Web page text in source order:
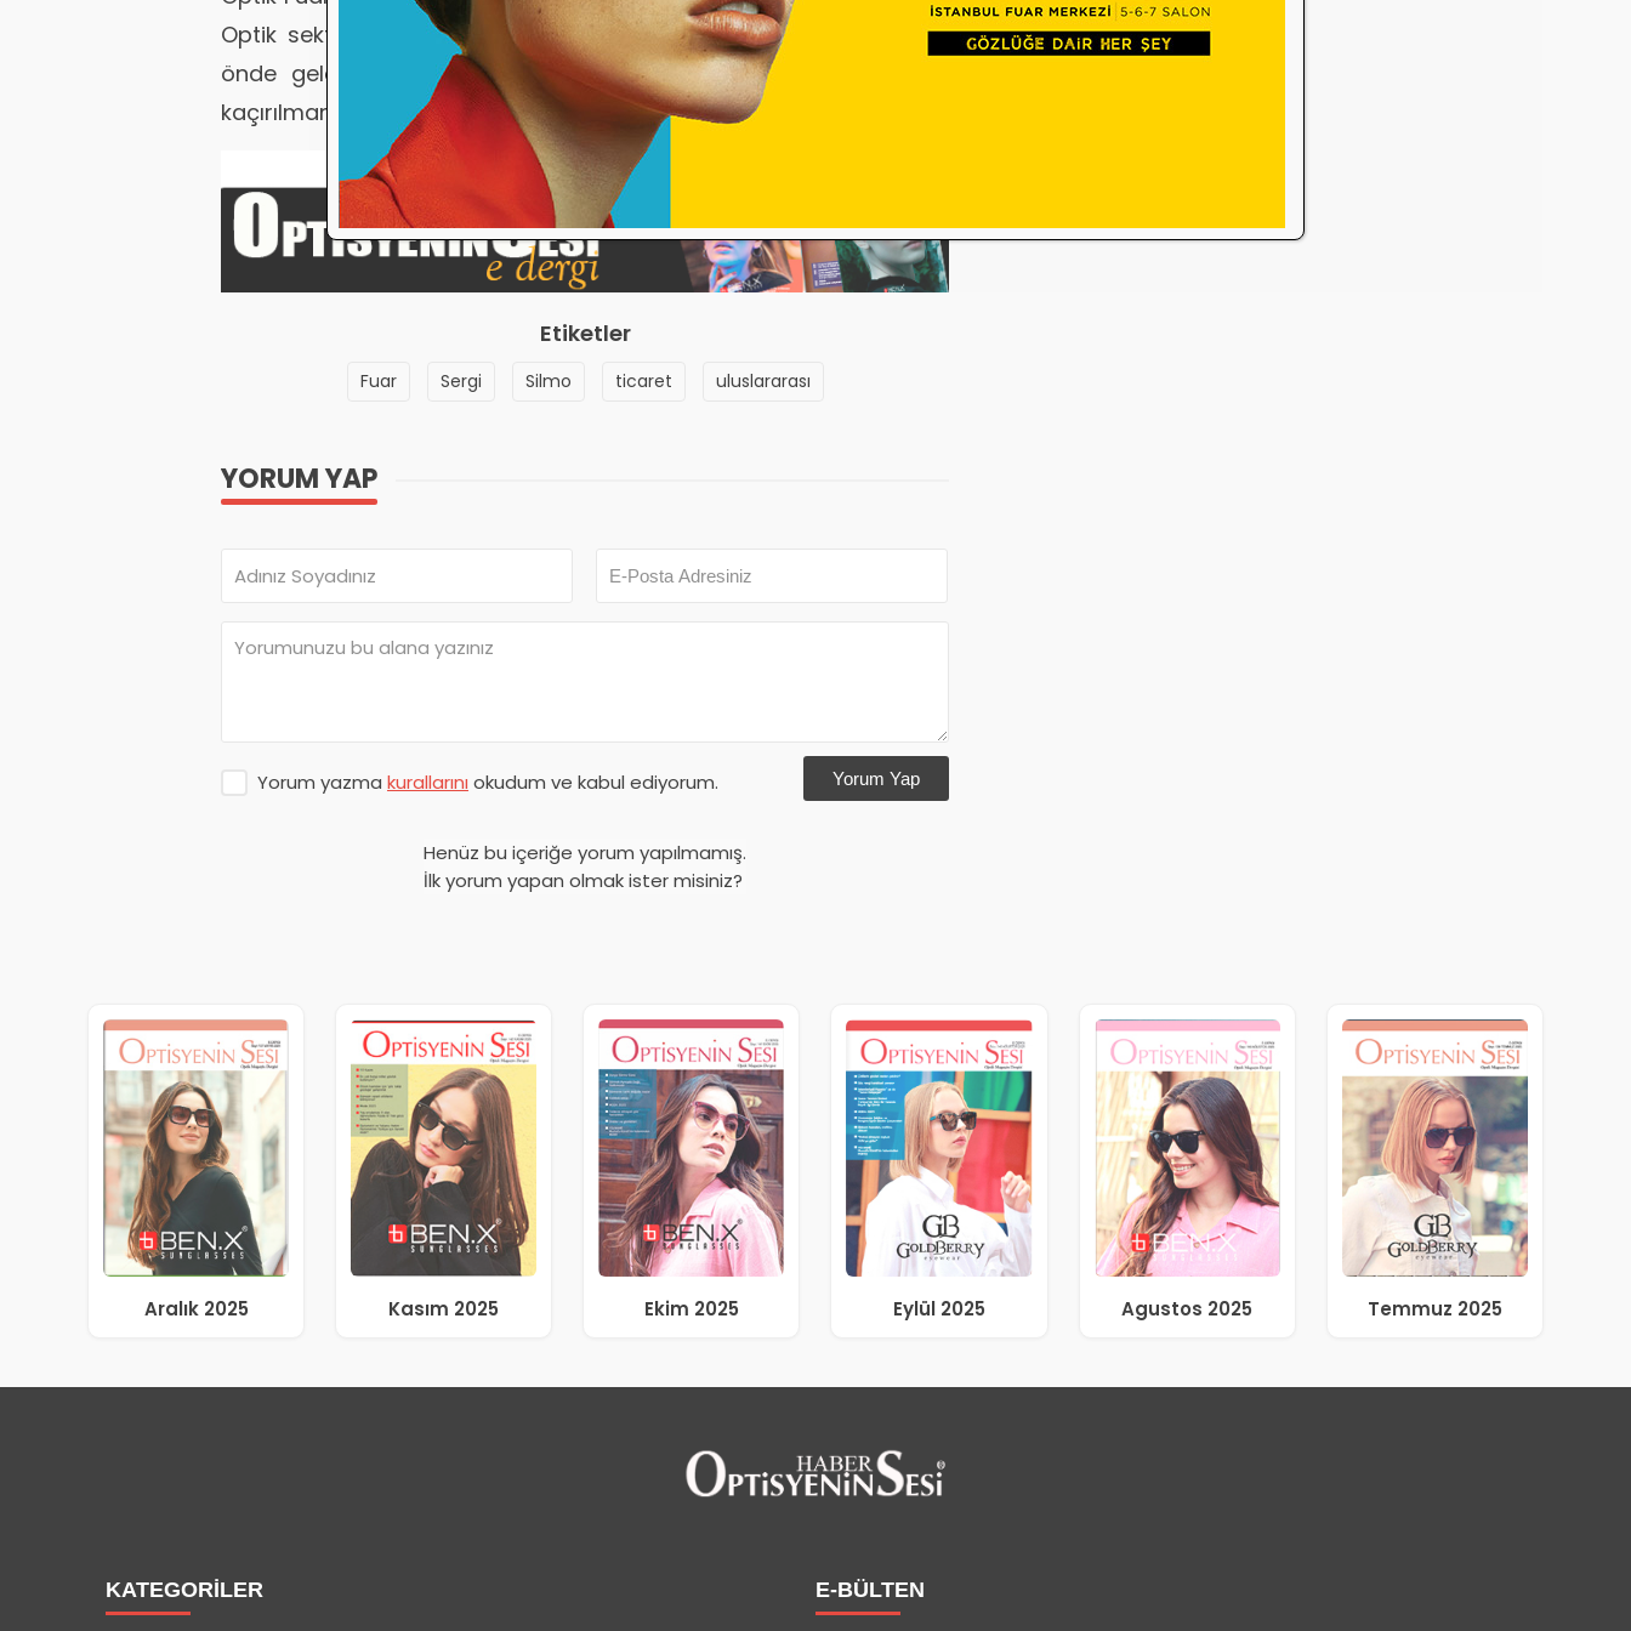
Optik sektöründeki gelişmeleri yakından takip etmek ve sektörün
önde gelen markalarıyla bir araya gelmek isteyenler için fuar,
kaçırılmaması gereken bir etkinlik olma özelliği taşıyor.
Etiketler
Fuar Sergi Silmo ticaret uluslararası
YORUM YAP
Yorum yazma kurallarını okudum ve kabul ediyorum. Yorum Yap
Henüz bu içeriğe yorum yapılmamış.
İlk yorum yapan olmak ister misiniz?
Aralık 2025 Kasım 2025 Ekim 2025 Eylül 2025 Agustos 2025 Temmuz 2025
KATEGORİLER E-BÜLTEN